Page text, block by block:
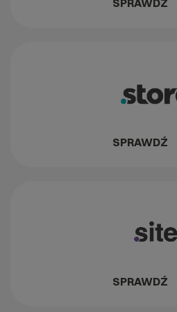
SPRAWDŹ
SPRAWDŹ
SPRAWDŹ